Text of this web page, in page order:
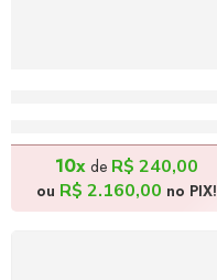
10xde R$ 240,00
ou R$ 2.160,00 no PIX!